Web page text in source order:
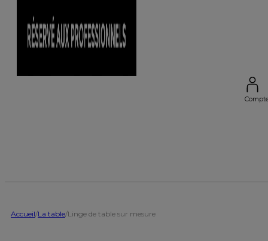
Accueil/La table/Linge de table sur mesure